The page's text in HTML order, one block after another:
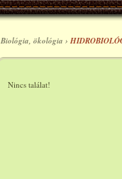
Biológia, ökológia ›
Nincs találat!